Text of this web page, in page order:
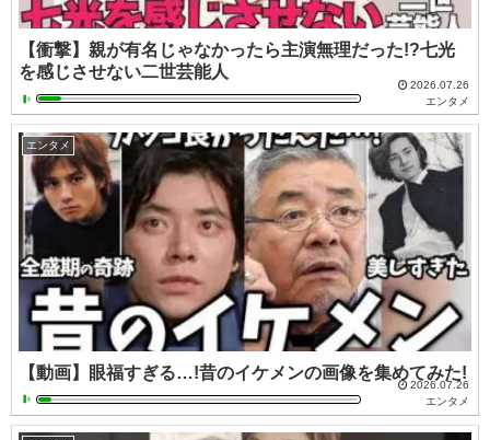
【衝撃】親が有名じゃなかったら主演無理だった!?七光
を感じさせない二世芸能人
2026.07.26
エンタメ
エンタメ
【動画】眼福すぎる…!昔のイケメンの画像を集めてみた!
2026.07.26
エンタメ